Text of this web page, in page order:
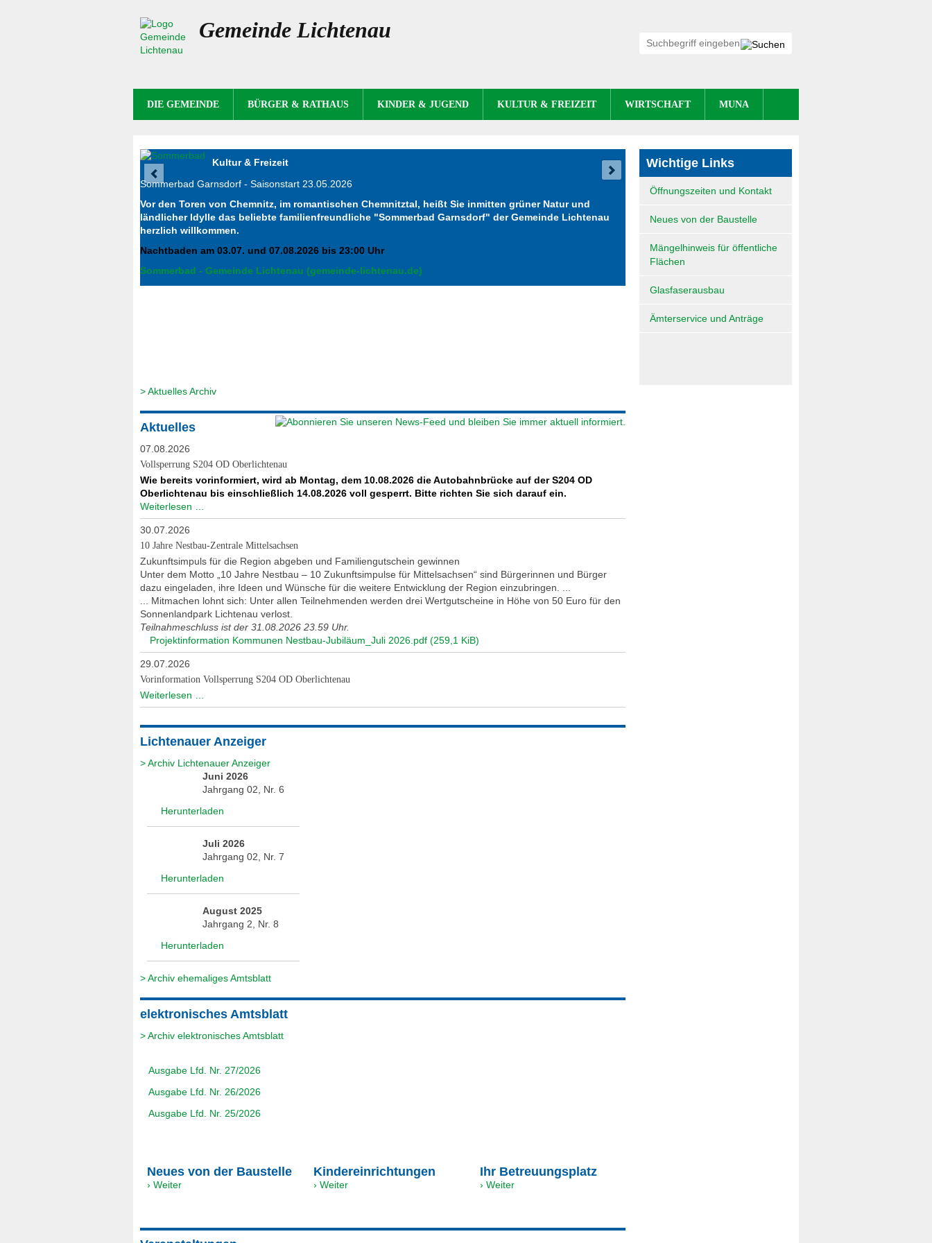
Gemeinde Lichtenau
NAVIGATION
DIE GEMEINDE BÜRGER & RATHAUS KINDER & JUGEND KULTUR & FREIZEIT WIRTSCHAFT MUNA
Kultur & Freizeit
Sommerbad Garnsdorf - Saisonstart 23.05.2026
Vor den Toren von Chemnitz, im romantischen Chemnitztal, heißt Sie inmitten grüner Natur und
ländlicher Idylle das beliebte familienfreundliche "Sommerbad Garnsdorf" der Gemeinde Lichtenau
herzlich willkommen.
Nachtbaden am 03.07. und 07.08.2026 bis 23:00 Uhr
Sommerbad - Gemeinde Lichtenau (gemeinde-lichtenau.de)
Wichtige Links
Navigation
Öffnungszeiten und Kontakt
Neues von der Baustelle
Mängelhinweis für öffentliche
Flächen
Glasfaserausbau
Ämterservice und Anträge
> Aktuelles Archiv
Aktuelles
07.08.2026
Vollsperrung S204 OD Oberlichtenau
Wie bereits vorinformiert, wird ab Montag, dem 10.08.2026 die Autobahnbrücke auf der S204 OD
Oberlichtenau bis einschließlich 14.08.2026 voll gesperrt. Bitte richten Sie sich darauf ein.
Weiterlesen …
S204
Oberlichtenau
30.07.2026
10 Jahre Nestbau-Zentrale Mittelsachsen
Zukunftsimpuls für die Region abgeben und Familiengutschein gewinnen
Unter dem Motto „10 Jahre Nestbau – 10 Zukunftsimpulse für Mittelsachsen“ sind Bürgerinnen und Bürger
dazu eingeladen, ihre Ideen und Wünsche für die weitere Entwicklung der Region einzubringen. ...
... Mitmachen lohnt sich: Unter allen Teilnehmenden werden drei Wertgutscheine in Höhe von 50 Euro für den
Sonnenlandpark Lichtenau verlost.
Teilnahmeschluss ist der 31.08.2026 23.59 Uhr.
Projektinformation Kommunen Nestbau-Jubiläum_Juli 2026.pdf (259,1 KiB)
29.07.2026
Vorinformation Vollsperrung S204 OD Oberlichtenau
Weiterlesen …
Vollsperrung
Oberlichtenau
Lichtenauer Anzeiger
> Archiv Lichtenauer Anzeiger
Juni 2026
Jahrgang 02, Nr. 6
Herunterladen
Juli 2026
Jahrgang 02, Nr. 7
Herunterladen
August 2025
Jahrgang 2, Nr. 8
Herunterladen
> Archiv ehemaliges Amtsblatt
elektronisches Amtsblatt
> Archiv elektronisches Amtsblatt
Ausgabe Lfd. Nr. 27/2026
Ausgabe Lfd. Nr. 26/2026
Ausgabe Lfd. Nr. 25/2026
Neues von der Baustelle
› Weiter
Kindereinrichtungen
› Weiter
Ihr Betreuungsplatz
› Weiter